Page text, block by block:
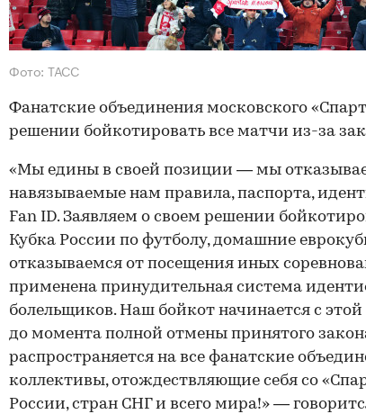
Фото: ТАСС
Фанатские объединения московского
решении бойкотировать все матчи из-за
«Мы едины в своей позиции — мы
навязываемые нам правила, паспорта,
Fan ID. Заявляем о своем решении
Кубка России по футболу, домашние
отказываемся от посещения иных
применена принудительная система
болельщиков. Наш бойкот начинается с
до момента полной отмены принятого
распространяется на все фанатские
коллективы, отождествляющие себя со
России, стран СНГ и всего мира!» —